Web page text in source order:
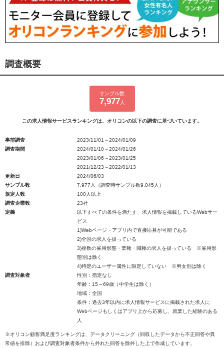
調査概要
サンプル数
7,977 人
この求人情報サービスランキングは、オリコンの以下の調査に基づいています。
事前調査
2023/11/01～2024/01/09
調査期間
2024/01/10～2024/01/26
2023/01/06～2023/01/25
2021/12/23～2022/01/13
更新日
2024/06/03
サンプル数
7,977人（調査時サンプル数9,045人）
規定人数
100人以上
調査企業数
23社
定義
以下すべての条件を満たす、求人情報を掲載しているWebサー
ビス
1)Webページ・アプリ内で直接応募が可能である
2)全国の求人を扱っている
3)複数の雇用形態・業種・職種の求人を扱っている ※雇用形
態別は除く
4)特定のユーザー属性に限定していない ※男女別は除く
調査対象者
性別：指定なし
年齢：15～69歳（中学生は除く）
地域：全国
条件：過去3年以内に求人情報サービスに掲載された求人に
Webページもしくはアプリ上から応募し、就業した経験のある
人
※オリコン顧客満足度ランキングは、データクリーニング（回収したデータから不正回答や異
常値を排除）および調査対象者条件から外れた回答を除外した上で作成しています。